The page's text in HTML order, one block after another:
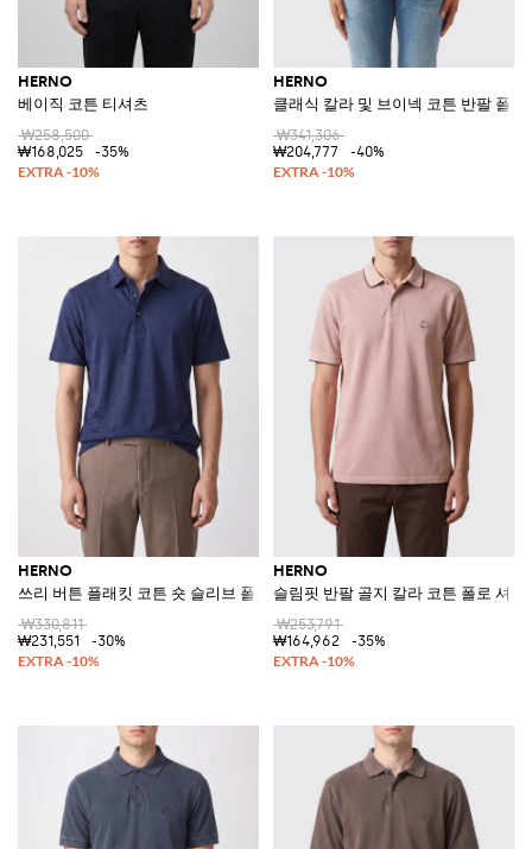
HERNO
베이직 코튼 티셔츠
₩258,500
₩168,025
-35%
HERNO
클래식 칼라 및 브이넥 코튼 반팔 폴로
₩341,306
₩204,777
-40%
HERNO
쓰리 버튼 플래킷 코튼 숏 슬리브 폴로 셔츠
₩330,811
₩231,551
-30%
HERNO
슬림핏 반팔 골지 칼라 코튼 폴로 셔츠
₩253,791
₩164,962
-35%